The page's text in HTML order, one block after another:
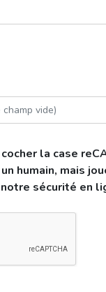
la case
humain, mais
sécurité en